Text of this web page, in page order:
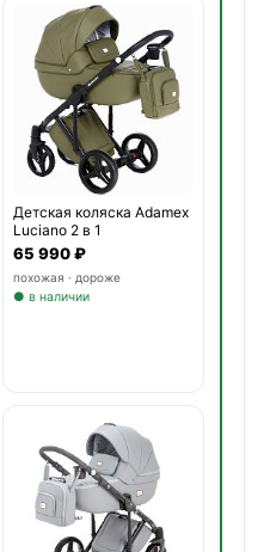
Детская коляска Adamex
Luciano 2 в 1
65 990 ₽
похожая · дороже
● в наличии